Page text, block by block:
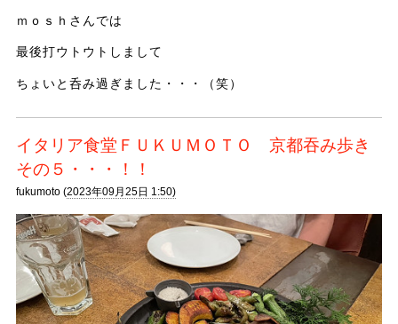
ｍｏｓｈさんでは
最後打ウトウトしまして
ちょいと呑み過ぎました・・・（笑）
イタリア食堂ＦＵＫＵＭＯＴＯ 京都吞み歩き
その５・・・！！
fukumoto (2023年09月25日 1:50)